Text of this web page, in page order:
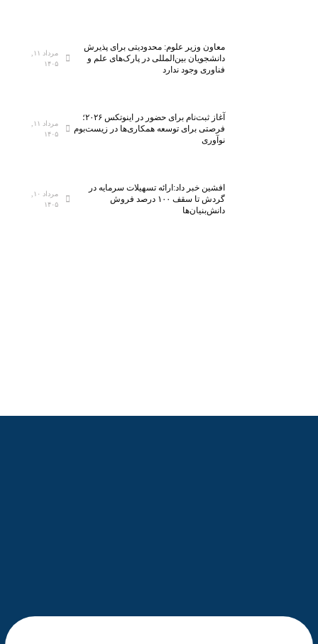
معاون وزیر علوم: محدودیتی برای پذیرش
دانشجویان بین‌المللی در پارک‌های علم و
فناوری وجود ندارد
۱۴۰۵
آغاز ثبت‌نام برای حضور در اینوتکس ۲۰۲۶؛
فرصتی برای توسعه همکاری‌ها در زیست‌بوم
نوآوری
۱۴۰۵
افشین خبر داد:ارائه تسهیلات سرمایه در
گردش تا سقف ۱۰۰ درصد فروش
دانش‌بنیان‌ها
۱۴۰۵